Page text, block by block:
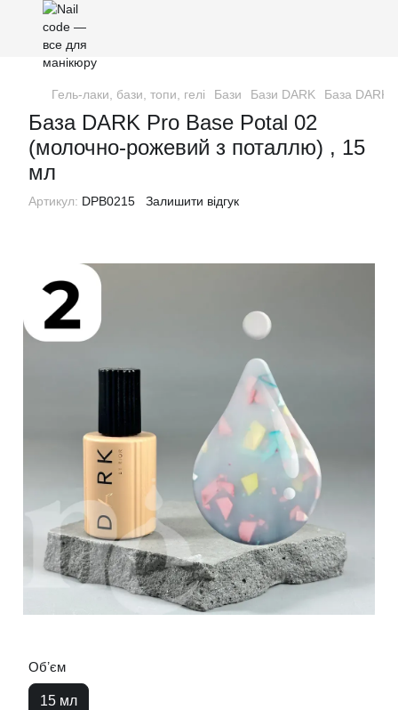
Гель-лаки, бази, топи, гелі Бази Бази DARK База DARK
База DARK Pro Base Potal 02
(молочно-рожевий з поталлю) , 15
мл
Артикул: DPB0215 Залишити відгук
Обʼєм
15 мл